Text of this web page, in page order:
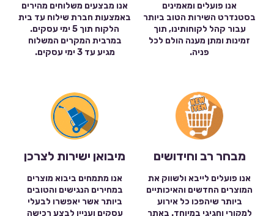
אנו פועלים ומאמינים
בסטנדרט השירות הטוב ביותר
עבור קהל לקוחותינו, תוך
זמינות ומתן מענה הולם לכל
פניה.
אנו מבצעים משלוחים מהירים
באמצעות חברת שילוח עד בית
הלקוח תוך 5 ימי עסקים.
במרבית המקרים המשלוח
מגיע עד 3 ימי עסקים.
מבחר רב וחידושים
אנו פועלים לייבא ולשווק את
המוצרים החדשים והאיכותיים
ביותר שיהפכו כל אירוע
למקורי וחגיגי במיוחד. באתר
מיבואן ישירות לצרכן
אנו מתמחים ביבוא מוצרים
במחירים הנגישים והטובים
ביותר אשר יאפשרו לבעלי
עסקים ועניין לבצע רכישה